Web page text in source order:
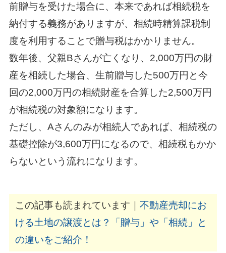
前贈与を受けた場合に、本来であれば相続税を
納付する義務がありますが、相続時精算課税制
度を利用することで贈与税はかかりません。
数年後、父親Bさんが亡くなり、2,000万円の財
産を相続した場合、生前贈与した500万円と今
回の2,000万円の相続財産を合算した2,500万円
が相続税の対象額になります。
ただし、Aさんのみが相続人であれば、相続税の
基礎控除が3,600万円になるので、相続税もかか
らないという流れになります。
この記事も読まれています｜ 不動産売却にお
ける土地の譲渡とは？「贈与」や「相続」と
の違いをご紹介！